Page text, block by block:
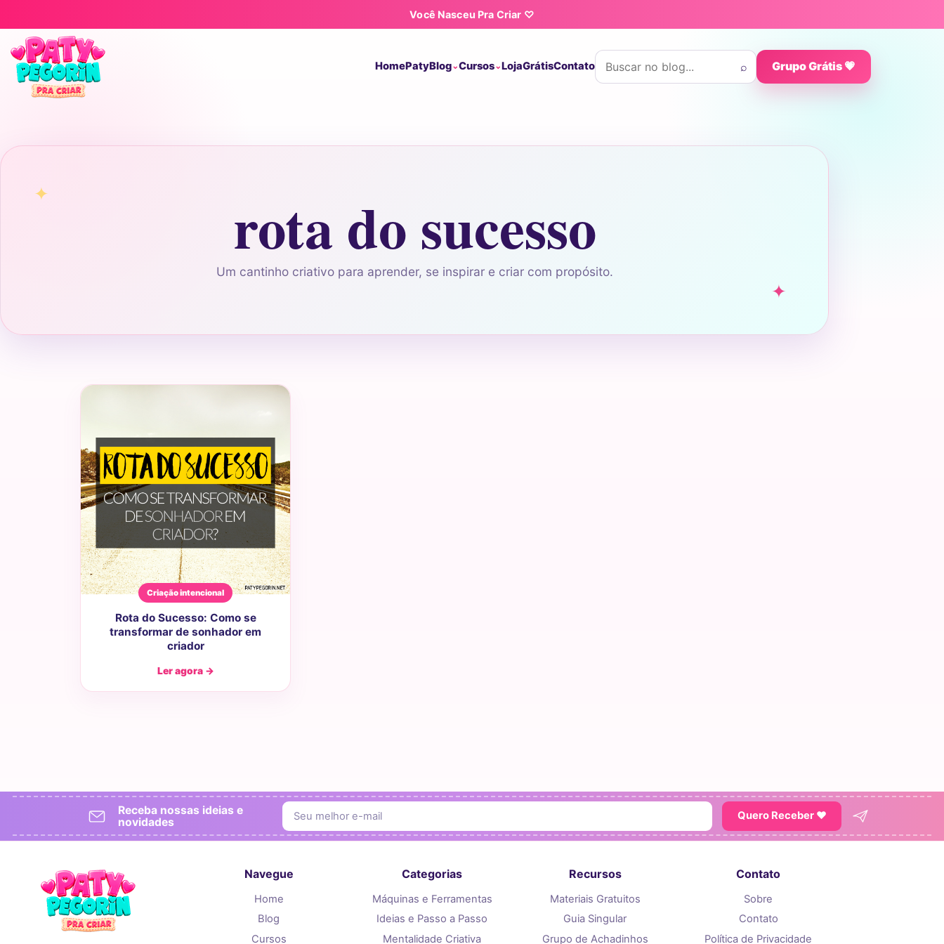
Você Nasceu Pra Criar ♡
HomePatyBlog Cursos LojaGrátisContato
Buscar por:
⌕ Grupo Grátis 💗
rota do sucesso
Um cantinho criativo para aprender, se inspirar e criar com propósito.
Criação intencional
Rota do Sucesso: Como se
transformar de sonhador em
criador
Ler agora →
Receba nossas ideias e
novidades
Quero Receber ♥
Navegue
Home
Blog
Cursos
Categorias
Máquinas e Ferramentas
Ideias e Passo a Passo
Mentalidade Criativa
Recursos
Materiais Gratuitos
Guia Singular
Grupo de Achadinhos
Contato
Sobre
Contato
Política de Privacidade